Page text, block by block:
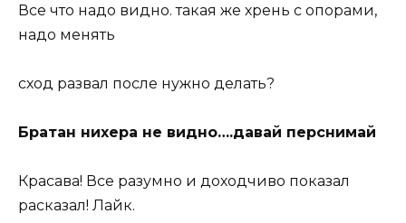
Все что надо видно. такая же хрень с опорами,
надо менять
сход развал после нужно делать?
Братан нихера не видно….давай перснимай
Красава! Все разумно и доходчиво показал
расказал! Лайк.